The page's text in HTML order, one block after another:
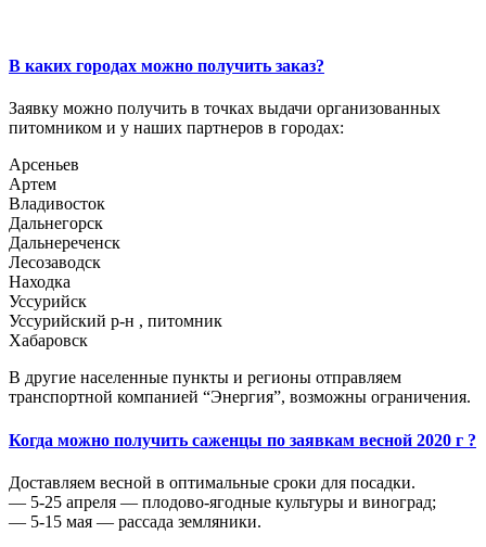
В каких городах можно получить заказ?
Заявку можно получить в точках выдачи организованных
питомником и у наших партнеров в городах:
Арсеньев
Артем
Владивосток
Дальнегорск
Дальнереченск
Лесозаводск
Находка
Уссурийск
Уссурийский р-н , питомник
Хабаровск
В другие населенные пункты и регионы отправляем
транспортной компанией “Энергия”, возможны ограничения.
Когда можно получить саженцы по заявкам весной 2020 г ?
Доставляем весной в оптимальные сроки для посадки.
— 5-25 апреля — плодово-ягодные культуры и виноград;
— 5-15 мая — рассада земляники.